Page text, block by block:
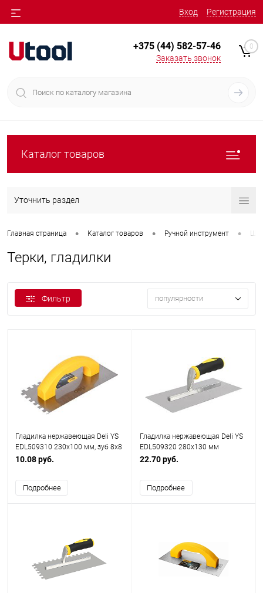
Вход Регистрация
+375 (44) 582-57-46
Заказать звонок
0
Каталог товаров
Уточнить раздел
Главная страница • Каталог товаров • Ручной инструмент •
Терки, гладилки
Фильтр популярности
Гладилка нержавеющая Deli YS
EDL509310 230x100 мм, зуб 8x8
мм
10.08 руб.
Подробнее
Гладилка нержавеющая Deli YS
EDL509320 280x130 мм
22.70 руб.
Подробнее